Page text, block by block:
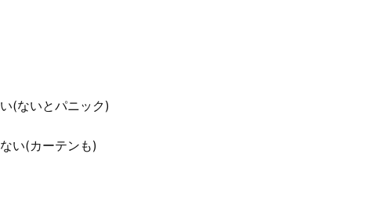
(ないとパニック)
い(カーテンも)